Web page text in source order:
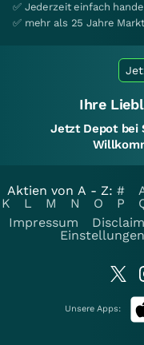
✅ Jederzeit einfach
✅ mehr als 25 Jahre
Ihre
Jetzt Depot bei
Aktien von A - Z: #
K
L M N O P
Impressum
Einstellungen
Unsere Apps: